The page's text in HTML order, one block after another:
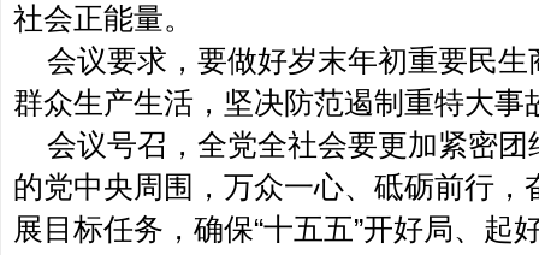
社会正能量。
会议要求，要做好岁末年初重要民
群众生产生活，坚决防范遏制重特大事
会议号召，全党全社会要更加紧密
的党中央周围，万众一心、砥砺前行，
展目标任务，确保“十五五”开好局、起